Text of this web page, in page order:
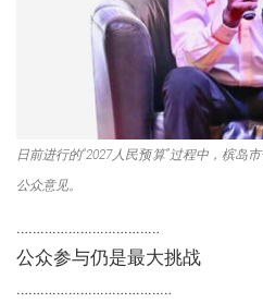
日前进行的“2027人民预算”过程中，槟岛
公众意见。
………………………………
公众参与仍是最大挑战
…………………………………